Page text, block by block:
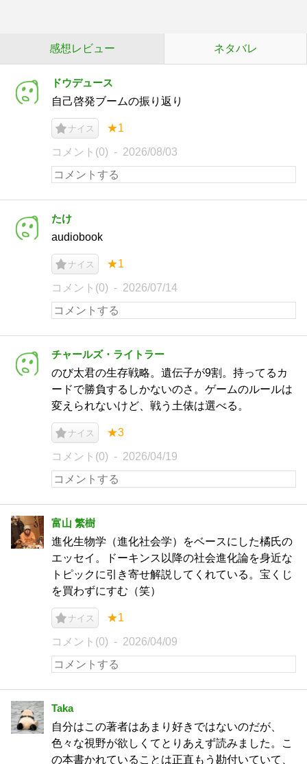
感想レビュー ネタバレ
ドウデュース
自己啓発ブームの振り返り
ナイス ★1
コメント(0) 2026/08/03
たけ
audiobook
ナイス ★1
コメント(0) 2026/07/14
チャールズ・ライトラー
のび太君の生存戦略。遺伝子が9割。持ってるカ
ードで勝負するしかないのさ。ゲームのルールは
変えられないけど、戦う土俵は選べる。
ナイス ★3
コメント(0) 2026/04/19
富山 繁樹
進化生物学（進化社会学）をベースにした橘氏の
エッセイ。ドーキンス以降の社会進化論を身近な
トピックに引き寄せ解説してくれている。宝くじ
を買わずにすむ（笑）
ナイス ★1
コメント(0) 2026/04/09
Taka
自分はこの著者はあまり好きではないのだが、
色々な視野が欲しくてとりあえず読みました。こ
の本書かれていることは正直もう勘付いていて、